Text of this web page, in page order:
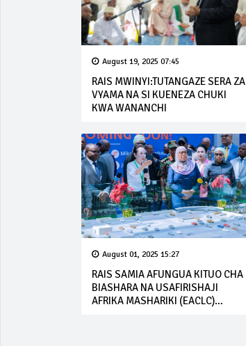
August 19, 2025 07:45
RAIS MWINYI:TUTANGAZE SERA ZA
VYAMA NA SI KUENEZA CHUKI
KWA WANANCHI
August 01, 2025 15:27
RAIS SAMIA AFUNGUA KITUO CHA
BIASHARA NA USAFIRISHAJI
AFRIKA MASHARIKI (EACLC)